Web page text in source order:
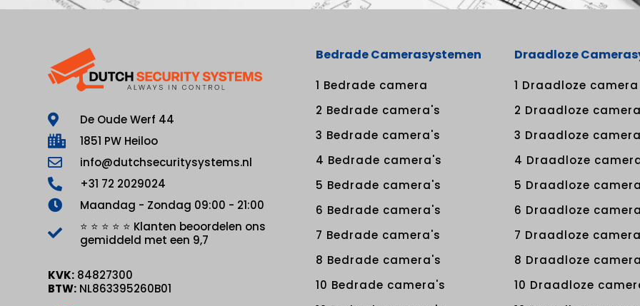
De Oude Werf 44
1851 PW Heiloo
info@dutchsecuritysystems.nl
+31 72 2029024
Maandag - Zondag 09:00 - 21:00
⭐ ⭐ ⭐ ⭐ ⭐ Klanten beoordelen ons
gemiddeld met een 9,7
KVK: 84827300
BTW: NL863395260B01
Bedrade Camerasystemen
1 Bedrade camera
2 Bedrade camera's
3 Bedrade camera's
4 Bedrade camera's
5 Bedrade camera's
6 Bedrade camera's
7 Bedrade camera's
8 Bedrade camera's
10 Bedrade camera's
Draadloze
1 Draadloze camera
2 Draadloze
3 Draadloze
4 Draadloze
5 Draadloze
6 Draadloze
7 Draadloze
8 Draadloze
10 Draadloze